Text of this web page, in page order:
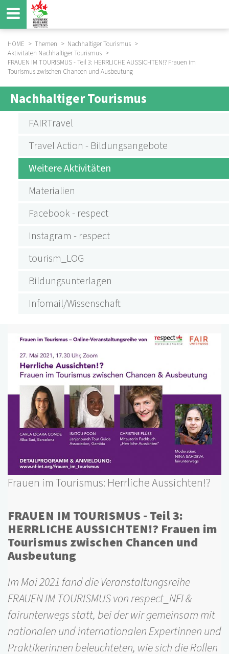
Direkt
zum
Inhalt
BREADCRUMB
HOME Themen
Nachhaltiger Tourismus
Aktivitäten Nachhaltiger Tourismus
FRAUEN IM TOURISMUS - Teil 3: HERRLICHE AUSSICHTEN!? Frauen im
Tourismus zwischen Chancen und Ausbeutung
SUBMENU
AKTIVITÄTEN
NACHHALTIGER
TOURISMUS
Nachhaltiger Tourismus
FAIRTravel
Travel Action - Bildungsangebote
Weitere Aktivitäten
Materialien
Facebook - respect
Instagram - respect
tourism_LOG
Bildungsunterlagen
Infomail/Wissenschaft
Frauen im Tourismus: Herrliche Aussichten!?
FRAUEN IM TOURISMUS - Teil 3:
HERRLICHE AUSSICHTEN!? Frauen im
Tourismus zwischen Chancen und
Ausbeutung
Im Mai 2021 fand die Veranstaltungsreihe
FRAUEN IM TOURISMUS von respect_NFI &
fairunterwegs statt, bei der wir gemeinsam mit
nationalen und internationalen Expertinnen und
Praktikerinnen beleuchteten, wie sich die Rollen